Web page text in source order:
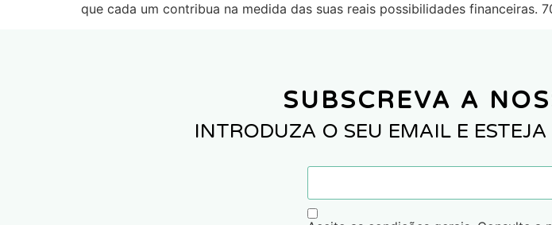
que cada um contribua na medida das suas reais possibilidades financeiras.
SUBSCREVA A
INTRODUZA O SEU EMAIL E